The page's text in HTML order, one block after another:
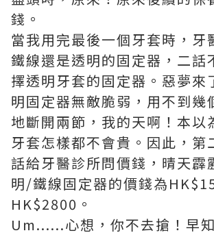
錢。
當我用完最後一個牙套時，牙
鐵線還是透明的固定器，二話
擇透明牙套的固定器。惡夢來
明固定器無敵脆弱，用不到幾
地斷開兩節，我的天啊！本以
牙套怎樣都不會貴。因此，第
話給牙醫診所問價錢，晴天霹
明/鐵線固定器的價錢為
HK$2800。
Um......心想，你不去搶！早